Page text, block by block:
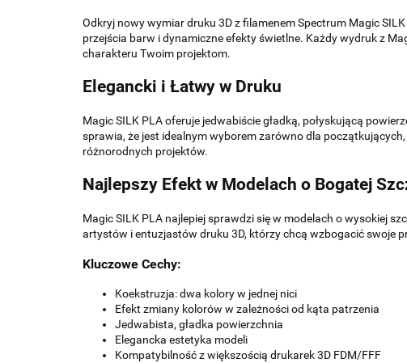
Odkryj nowy wymiar druku 3D z filamenem Spectrum Magic
przejścia barw i dynamiczne efekty świetlne. Każdy wydruk z
charakteru Twoim projektom.
Elegancki i Łatwy w Druku
Magic SILK PLA oferuje jedwabiście gładką, połyskującą
sprawia, że jest idealnym wyborem zarówno dla
różnorodnych projektów.
Najlepszy Efekt w Modelach o Bogatej
Magic SILK PLA najlepiej sprawdzi się w modelach o wysokiej
artystów i entuzjastów druku 3D, którzy chcą wzbogacić swoje
Kluczowe Cechy:
Koekstruzja: dwa kolory w jednej nici
Efekt zmiany kolorów w zależności od kąta patrzenia
Jedwabista, gładka powierzchnia
Elegancka estetyka modeli
Kompatybilność z większością drukarek 3D FDM/FFF